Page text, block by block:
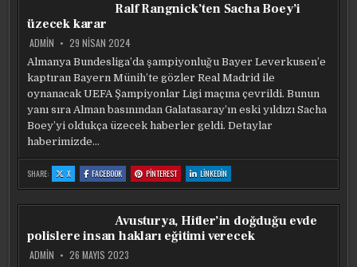
Ralf Rangnick’ten Sacha Boey’i
üzecek karar
ADMIN 29 NISAN 2024
Almanya Bundesliga’da şampiyonluğu Bayer Leverkusen’e
kaptıran Bayern Münih’te gözler Real Madrid ile
oynanacak UEFA Şampiyonlar Ligi maçına çevrildi. Bunun
yanı sıra Alman basınından Galatasaray’ın eski yıldızı Sacha
Boey’yi oldukça üzecek haberler geldi. Detaylar
haberimizde…
SHARE: X:
RALF
RANGNICK’TEN
BOEY’I
FACEBOOK:
RALF
RANGNICK’TEN
BOEY’I
KARAR
PINTEREST:
RALF
RANGNICK’TEN
BOEY’I
KARAR
LINKEDIN
RALF
RANGNICK’TEN
BOEY’I
KARAR
Avusturya, Hitler’in doğduğu evde
polislere insan hakları eğitimi verecek
ADMIN 26 MAYIS 2023